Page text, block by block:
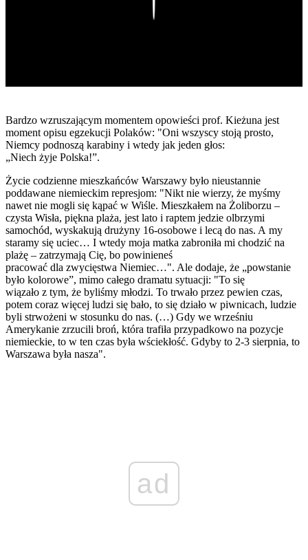
Bardzo wzruszającym momentem opowieści prof. Kieżuna jest
moment opisu egzekucji Polaków: "Oni wszyscy stoją prosto,
Niemcy podnoszą karabiny i wtedy jak jeden głos:
„Niech żyje Polska!”.
Życie codzienne mieszkańców Warszawy było nieustannie
poddawane niemieckim represjom: "Nikt nie wierzy, że myśmy
nawet nie mogli się kąpać w Wiśle. Mieszkałem na Żoliborzu –
czysta Wisła, piękna plaża, jest lato i raptem jedzie olbrzymi
samochód, wyskakują drużyny 16-osobowe i lecą do nas. A my
staramy się uciec… I wtedy moja matka zabroniła mi chodzić na
plażę – zatrzymają Cię, bo powinieneś
pracować dla zwycięstwa Niemiec…". Ale dodaje, że „powstanie
było kolorowe”, mimo całego dramatu sytuacji: "To się
wiązało z tym, że byliśmy młodzi. To trwało przez pewien czas,
potem coraz więcej ludzi się bało, to się działo w piwnicach, ludzie
byli strwożeni w stosunku do nas. (…) Gdy we wrześniu
Amerykanie zrzucili broń, która trafiła przypadkowo na pozycje
niemieckie, to w ten czas była wściekłość. Gdyby to 2-3 sierpnia, to
Warszawa była nasza".
ad